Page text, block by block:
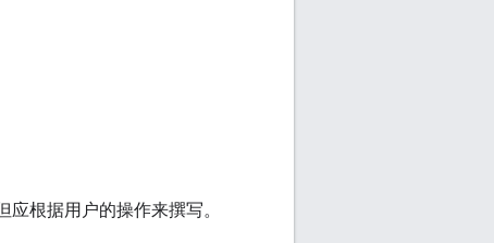
根据用户的操作来撰写。